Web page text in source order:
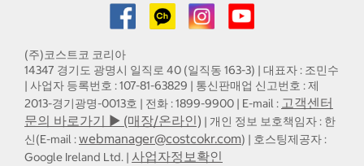
(주)코스트코 코리아
14347 경기도 광명시 일직로 40 (일직동 163-3) | 대표자 : 조민수
| 사업자 등록번호 : 107-81-63829 | 통신판매업 신고번호 : 제
2013-경기광명-0013호 | 전화 : 1899-9900 | E-mail : 고객센터
문의 바로가기 ▶ (매장/온라인) | 개인 정보 보호책임자 : 한
신(E-mail :webmanager@costcokr.com) | 호스팅제공자 :
Google Ireland Ltd. | 사업자정보확인